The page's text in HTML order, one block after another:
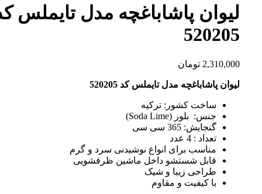
بود.
لیوان پاشاباغچه مدل تایملس
520205
2,310,000 تومان
لیوان پاشاباغچه مدل تایملس کد 520205
ساخت کشور: ترکیه
جنس: بلور (Soda Lime)
گنجایش: 365 سی سی
تعداد : 4 عدد
مناسب برای انواع نوشیدنی سرد و گرم
قابل شستشو داخل ماشین ظرفشویی
طراحی زیبا و شیک
با کیفیت و مقاوم